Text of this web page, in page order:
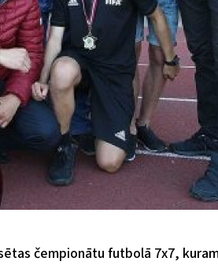
čempionātu futbolā 7x7,